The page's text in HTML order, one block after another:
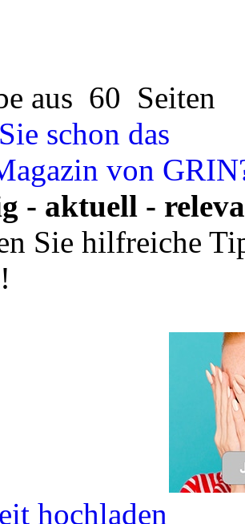
aus 60 Seiten
schon das
von
- aktuell -
Sie hilfreiche
hochladen